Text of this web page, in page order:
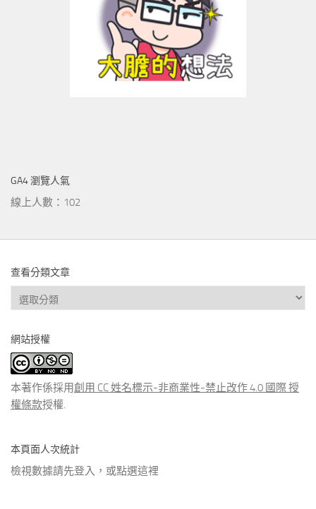
GA4 瀏覽人氣
線上人數：102
查看分類文章
查
看
類
文
章
網站授權
本著作係採用創用 CC 姓名標示-非商業性-禁止改作 4.0 國際 授
權條款授權.
本頁面人次統計
檢視數據請先登入，或點選這裡